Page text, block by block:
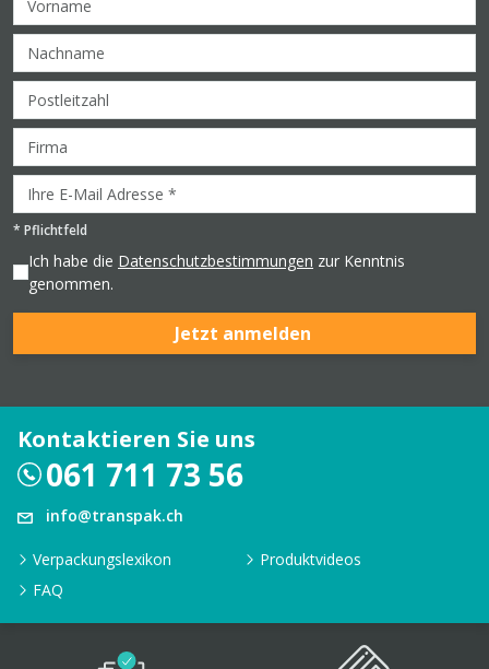
* Pflichtfeld
Ich habe die Datenschutzbestimmungen zur Kenntnis
genommen.
Jetzt anmelden
Kontaktieren Sie uns
061 711 73 56
info@transpak.ch
Verpackungslexikon
Produktvideos
FAQ